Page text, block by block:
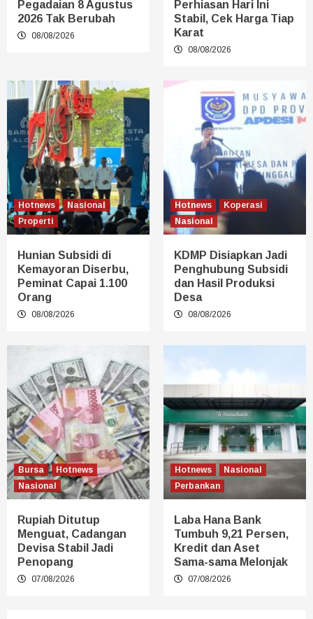
Pegadaian 8 Agustus
2026 Tak Berubah
08/08/2026
Perhiasan Hari Ini
Stabil, Cek Harga Tiap
Karat
08/08/2026
Hotnews
Nasional
Properti
Hunian Subsidi di
Kemayoran Diserbu,
Peminat Capai 1.100
Orang
08/08/2026
Hotnews
Koperasi
Nasional
KDMP Disiapkan Jadi
Penghubung Subsidi
dan Hasil Produksi
Desa
08/08/2026
Bursa
Hotnews
Nasional
Rupiah Ditutup
Menguat, Cadangan
Devisa Stabil Jadi
Penopang
07/08/2026
Hotnews
Nasional
Perbankan
Laba Hana Bank
Tumbuh 9,21 Persen,
Kredit dan Aset
Sama-sama Melonjak
07/08/2026